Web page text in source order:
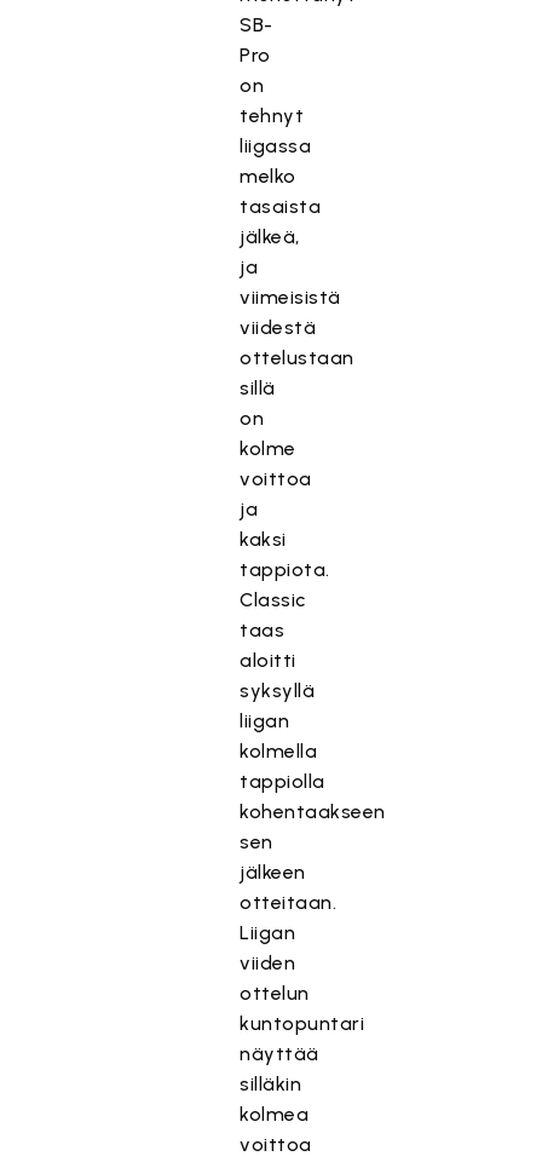
SB-
Pro
on
tehnyt
liigassa
melko
tasaista
jälkeä,
ja
viimeisistä
viidestä
ottelustaan
sillä
on
kolme
voittoa
ja
kaksi
tappiota.
Classic
taas
aloitti
syksyllä
liigan
kolmella
tappiolla
kohentaakseen
sen
jälkeen
otteitaan.
Liigan
viiden
ottelun
kuntopuntari
näyttää
silläkin
kolmea
voittoa